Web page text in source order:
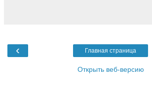
‹ Главная страница
Открыть веб-версию